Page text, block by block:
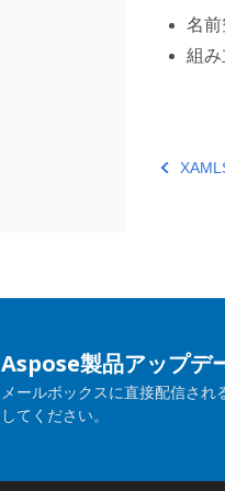
名前
組み
Aspose製品アップデ
メールボックスに直接配信さ
してください。